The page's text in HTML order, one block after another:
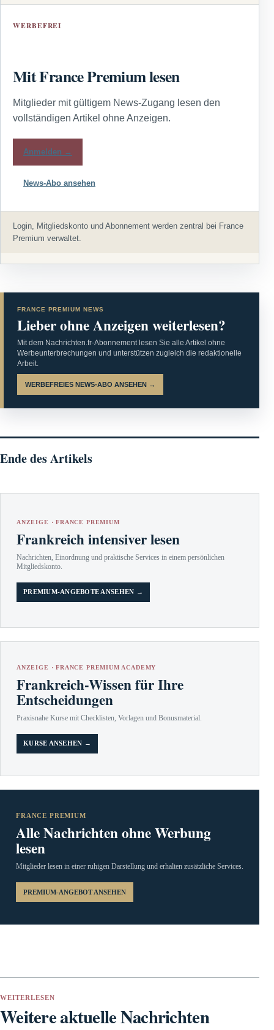
WERBEFREI
Mit France Premium lesen
Mitglieder mit gültigem News-Zugang lesen den
vollständigen Artikel ohne Anzeigen.
Anmelden →
News-Abo ansehen
Login, Mitgliedskonto und Abonnement werden zentral bei France
Premium verwaltet.
FRANCE PREMIUM NEWS
Lieber ohne Anzeigen weiterlesen?
Mit dem Nachrichten.fr-Abonnement lesen Sie alle Artikel ohne
Werbeunterbrechungen und unterstützen zugleich die redaktionelle
Arbeit.
WERBEFREIES NEWS-ABO ANSEHEN →
Ende des Artikels
ANZEIGE · FRANCE PREMIUM
Frankreich intensiver lesen
Nachrichten, Einordnung und praktische Services in einem persönlichen
Mitgliedskonto.
PREMIUM-ANGEBOTE ANSEHEN →
ANZEIGE · FRANCE PREMIUM ACADEMY
Frankreich-Wissen für Ihre
Entscheidungen
Praxisnahe Kurse mit Checklisten, Vorlagen und Bonusmaterial.
KURSE ANSEHEN →
FRANCE PREMIUM
Alle Nachrichten ohne Werbung
lesen
Mitglieder lesen in einer ruhigen Darstellung und erhalten zusätzliche Services.
PREMIUM-ANGEBOT ANSEHEN
WEITERLESEN
Weitere aktuelle Nachrichten